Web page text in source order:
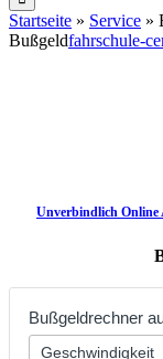
Startseite » Service »
Bußgeldfahrschule-
Unverbindlich Online